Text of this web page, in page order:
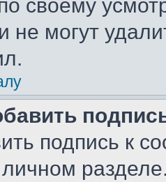
своему
не могут
подпись к
личном